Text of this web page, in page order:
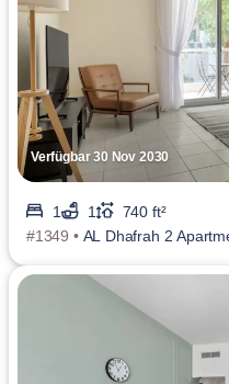
Verfügbar 30 Nov 2030
1 1
740 ft²
#1349 • AL Dhafrah 2